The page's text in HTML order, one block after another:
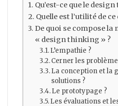
Qu’est-ce que le
Quelle est l’utilité de
De quoi se compose la
« design thinking » ?
L’empathie ?
Cerner les
La conception et la
solutions ?
Le prototypage ?
Les évaluations et